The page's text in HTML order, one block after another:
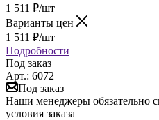
1 511 ₽/шт
Варианты цен
1 511 ₽/шт
Подробности
Под заказ
Арт.: 6072
Под заказ
Наши менеджеры обязательно
условия заказа